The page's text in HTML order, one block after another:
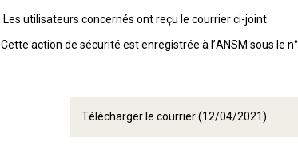
Les utilisateurs concernés ont reçu le courrier ci-joint.
Cette action de sécurité est enregistrée à l’ANSM sous le n°
Télécharger le courrier (12/04/2021)